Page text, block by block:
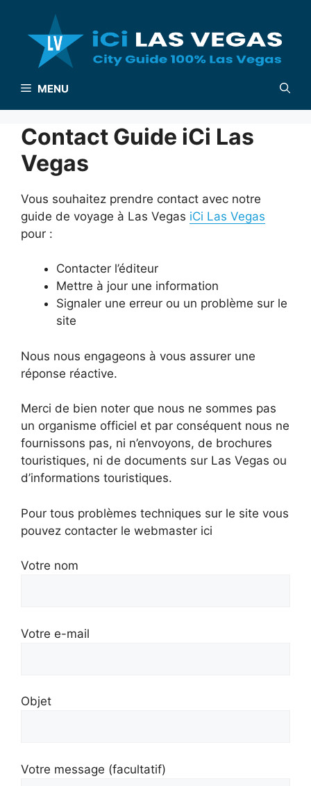
contenu
MENU
Contact Guide iCi Las
Vegas
Vous souhaitez prendre contact avec notre
guide de voyage à Las Vegas iCi Las Vegas
pour :
Contacter l’éditeur
Mettre à jour une information
Signaler une erreur ou un problème sur le
site
Nous nous engageons à vous assurer une
réponse réactive.
Merci de bien noter que nous ne sommes pas
un organisme officiel et par conséquent nous ne
fournissons pas, ni n’envoyons, de brochures
touristiques, ni de documents sur Las Vegas ou
d’informations touristiques.
Pour tous problèmes techniques sur le site vous
pouvez contacter le webmaster ici
Votre nom
Votre e-mail
Objet
Votre message (facultatif)